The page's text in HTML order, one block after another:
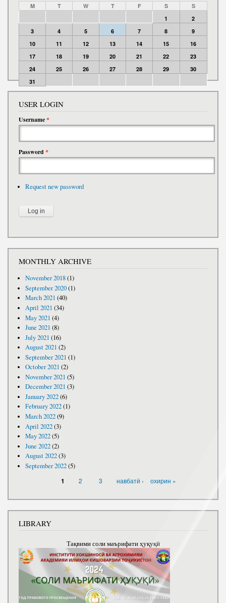
M T W T F S
S
1
2
3
4 5 6 7 8
9
10
11 12 13 14 15
16
17
18 19 20 21 22
23
24
25 26 27 28 29
30
31
USER LOGIN
Username*
Password*
Request new password
MONTHLY ARCHIVE
November 2018(1)
September 2020(1)
March 2021 (40)
April 2021 (34)
May 2021 (4)
June 2021 (8)
July 2021 (16)
August 2021 (2)
September 2021 (1)
October 2021 (2)
November 2021 (5)
December 2021 (3)
January 2022(6)
February 2022(1)
March 2022(9)
April 2022(3)
May 2022(5)
June 2022(2)
August 2022(3)
September 2022(5)
1 2 3 навбатӣ › охирин »
LIBRARY
Тақвими соли маърифати ҳуқуқӣ